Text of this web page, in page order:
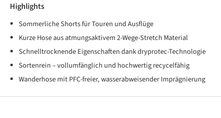
Highlights
Sommerliche Shorts für Touren und Ausflüge
Kurze Hose aus atmungsaktivem 2-Wege-Stretch Material
Schnelltrocknende Eigenschaften dank dryprotec-Technologie
Sortenrein – vollumfänglich und hochwertig recycelfähig
Wanderhose mit PFC-freier, wasserabweisender Imprägnierung